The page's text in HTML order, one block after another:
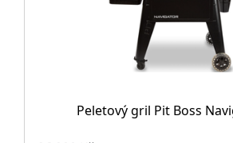
Peletový gril Pit Boss